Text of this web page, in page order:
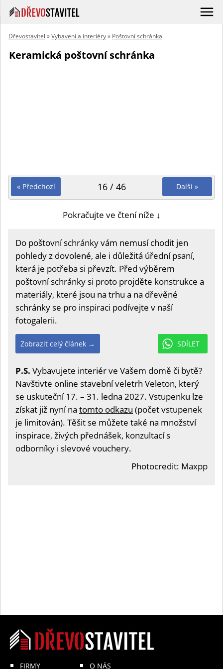
Dřevostavitel »Vybavení a interiéry» Poštovní schránka
Keramická poštovní schránka
« Předchozí Další »
16 / 46
Pokračujte ve čtení níže ↓
Do poštovní schránky vám nemusí chodit jen
pohledy z dovolené, ale i důležitá úřední psaní,
která je potřeba si převzít. Před výběrem
poštovní schránky si proto projděte konstrukce a
materiály, které jsou na trhu a na dřevěné
schránky se pro inspiraci podívejte v naší
fotogalerii.
SDÍLET
Zobrazit celý článek →
P.S. Vybavujete interiér ve Vašem domě či bytě?
Navštivte online stavební veletrh Veleton, který
se uskuteční 17. – 31. ledna 2027. Vstupenku lze
získat již nyní na tomto odkazu (počet vstupenek
je limitován). Těšit se můžete také na množství
inspirace, živých přednášek, konzultací s
odborníky i slevové vouchery.
Photocredit: Maxpp
FIRMY O NÁS